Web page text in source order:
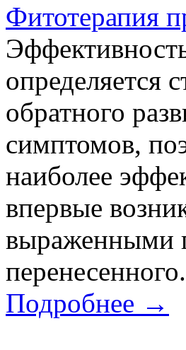
Фитотерапия
определяется
обратного
симптомов,
наиболее
впервые
выраженными
Подробнее →